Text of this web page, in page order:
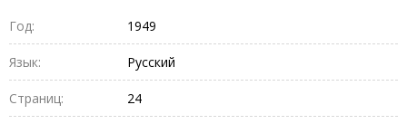
Год: 1949
Язык: Русский
Страниц: 24